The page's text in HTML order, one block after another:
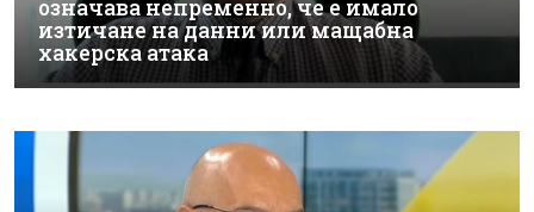
означава непременно, че е имало
изтичане на данни или мащабна
хакерска атака